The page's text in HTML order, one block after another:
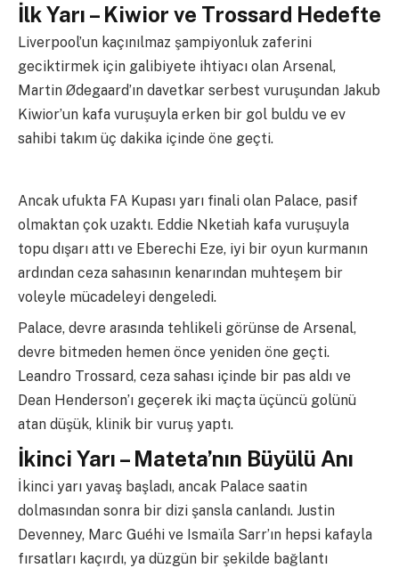
İlk Yarı – Kiwior ve Trossard Hedefte
Liverpool’un kaçınılmaz şampiyonluk zaferini
geciktirmek için galibiyete ihtiyacı olan Arsenal,
Martin Ødegaard’ın davetkar serbest vuruşundan Jakub
Kiwior’un kafa vuruşuyla erken bir gol buldu ve ev
sahibi takım üç dakika içinde öne geçti.
Ancak ufukta FA Kupası yarı finali olan Palace, pasif
olmaktan çok uzaktı. Eddie Nketiah kafa vuruşuyla
topu dışarı attı ve Eberechi Eze, iyi bir oyun kurmanın
ardından ceza sahasının kenarından muhteşem bir
voleyle mücadeleyi dengeledi.
Palace, devre arasında tehlikeli görünse de Arsenal,
devre bitmeden hemen önce yeniden öne geçti.
Leandro Trossard, ceza sahası içinde bir pas aldı ve
Dean Henderson’ı geçerek iki maçta üçüncü golünü
atan düşük, klinik bir vuruş yaptı.
İkinci Yarı – Mateta’nın Büyülü Anı
İkinci yarı yavaş başladı, ancak Palace saatin
dolmasından sonra bir dizi şansla canlandı. Justin
Devenney, Marc Guéhi ve Ismaïla Sarr’ın hepsi kafayla
fırsatları kaçırdı, ya düzgün bir şekilde bağlantı